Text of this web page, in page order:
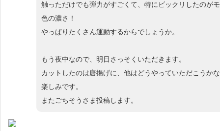
触っただけでも弾力がすごくて、特にビックリしたのが
色の濃さ！
やっぱりたくさん運動するからでしょうか。
もう夜中なので、明日さっそくいただきます。
カットしたのは唐揚げに、他はどうやっていただこうか
楽しみです。
またごちそうさま投稿します。